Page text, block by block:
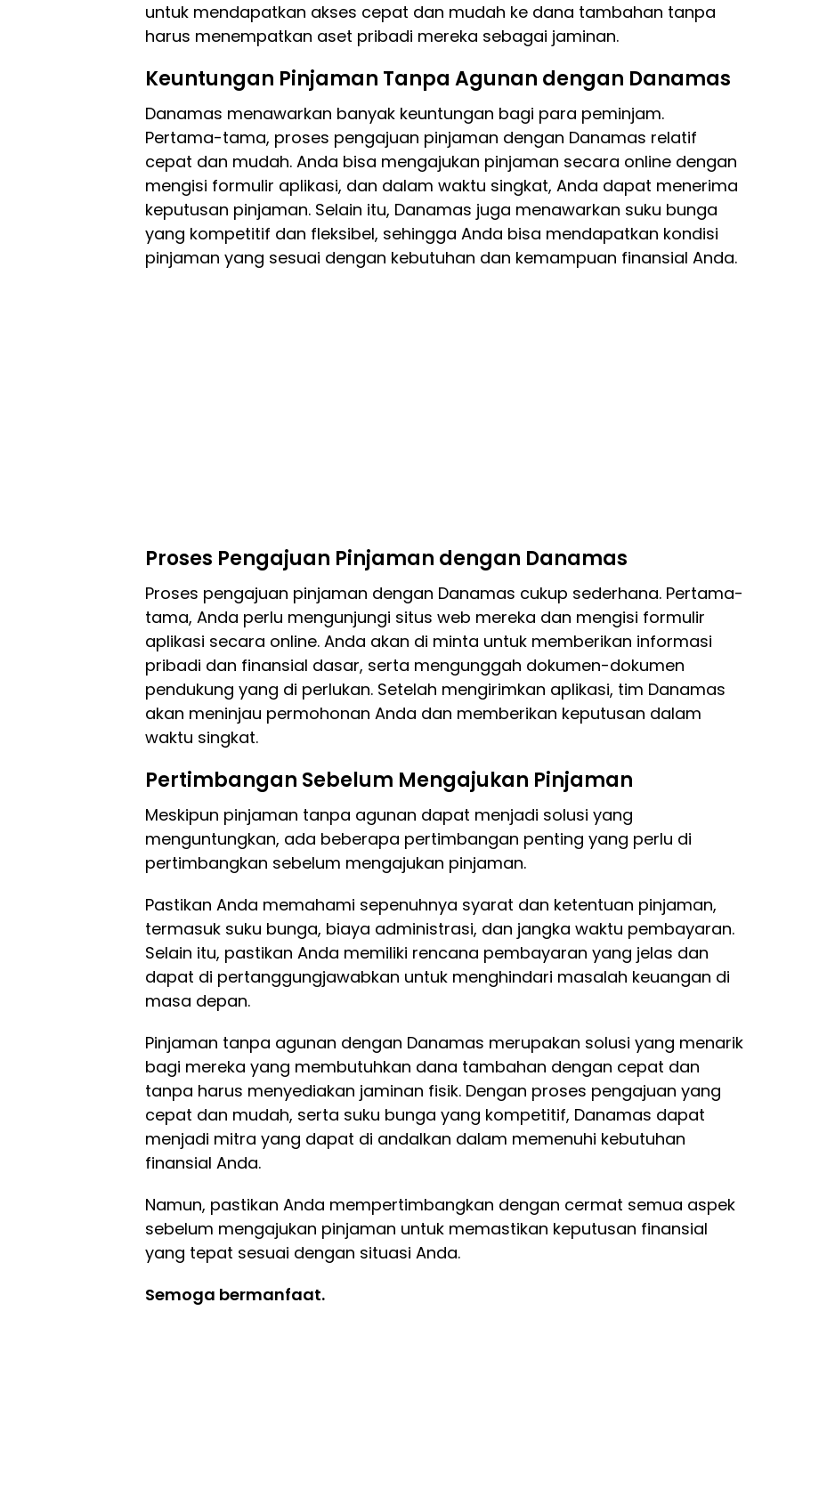
untuk mendapatkan akses cepat dan mudah ke dana tambahan tanpa
harus menempatkan aset pribadi mereka sebagai jaminan.
Keuntungan Pinjaman Tanpa Agunan dengan Danamas
Danamas menawarkan banyak keuntungan bagi para peminjam.
Pertama-tama, proses pengajuan pinjaman dengan Danamas relatif
cepat dan mudah. Anda bisa mengajukan pinjaman secara online dengan
mengisi formulir aplikasi, dan dalam waktu singkat, Anda dapat menerima
keputusan pinjaman. Selain itu, Danamas juga menawarkan suku bunga
yang kompetitif dan fleksibel, sehingga Anda bisa mendapatkan kondisi
pinjaman yang sesuai dengan kebutuhan dan kemampuan finansial Anda.
Proses Pengajuan Pinjaman dengan Danamas
Proses pengajuan pinjaman dengan Danamas cukup sederhana. Pertama-
tama, Anda perlu mengunjungi situs web mereka dan mengisi formulir
aplikasi secara online. Anda akan di minta untuk memberikan informasi
pribadi dan finansial dasar, serta mengunggah dokumen-dokumen
pendukung yang di perlukan. Setelah mengirimkan aplikasi, tim Danamas
akan meninjau permohonan Anda dan memberikan keputusan dalam
waktu singkat.
Pertimbangan Sebelum Mengajukan Pinjaman
Meskipun pinjaman tanpa agunan dapat menjadi solusi yang
menguntungkan, ada beberapa pertimbangan penting yang perlu di
pertimbangkan sebelum mengajukan pinjaman.
Pastikan Anda memahami sepenuhnya syarat dan ketentuan pinjaman,
termasuk suku bunga, biaya administrasi, dan jangka waktu pembayaran.
Selain itu, pastikan Anda memiliki rencana pembayaran yang jelas dan
dapat di pertanggungjawabkan untuk menghindari masalah keuangan di
masa depan.
Pinjaman tanpa agunan dengan Danamas merupakan solusi yang menarik
bagi mereka yang membutuhkan dana tambahan dengan cepat dan
tanpa harus menyediakan jaminan fisik. Dengan proses pengajuan yang
cepat dan mudah, serta suku bunga yang kompetitif, Danamas dapat
menjadi mitra yang dapat di andalkan dalam memenuhi kebutuhan
finansial Anda.
Namun, pastikan Anda mempertimbangkan dengan cermat semua aspek
sebelum mengajukan pinjaman untuk memastikan keputusan finansial
yang tepat sesuai dengan situasi Anda.
Semoga bermanfaat.